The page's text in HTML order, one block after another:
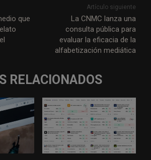
que
Artículo siguiente
La CNMC lanza una
consulta pública para
evaluar la eficacia de la
alfabetización mediática
RELACIONADOS